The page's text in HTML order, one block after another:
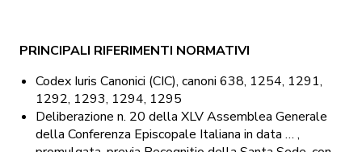
PRINCIPALI RIFERIMENTI NORMATIVI
Codex Iuris Canonici (CIC), canoni 638, 1254, 1291,
1292, 1293, 1294, 1295
Deliberazione n. 20 della XLV Assemblea Generale
della Conferenza Episcopale Italiana in data … ,